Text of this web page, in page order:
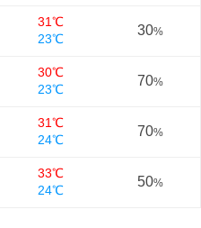
31℃
23℃
30%
30℃
23℃
70%
31℃
24℃
70%
33℃
24℃
50%